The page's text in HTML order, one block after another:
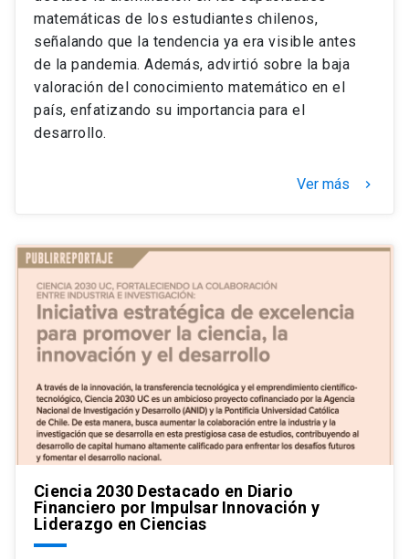
matemáticas de los estudiantes chilenos,
señalando que la tendencia ya era visible antes
de la pandemia. Además, advirtió sobre la baja
valoración del conocimiento matemático en el
país, enfatizando su importancia para el
desarrollo.
Ver más keyboard_arrow_right
Ciencia 2030 Destacado en Diario
Financiero por Impulsar Innovación y
Liderazgo en Ciencias